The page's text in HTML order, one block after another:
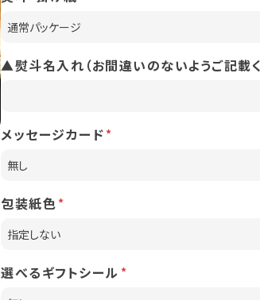
▲熨斗名入れ（お間違いのないようご記載く
メッセージカード
包装紙色
選べるギフトシール